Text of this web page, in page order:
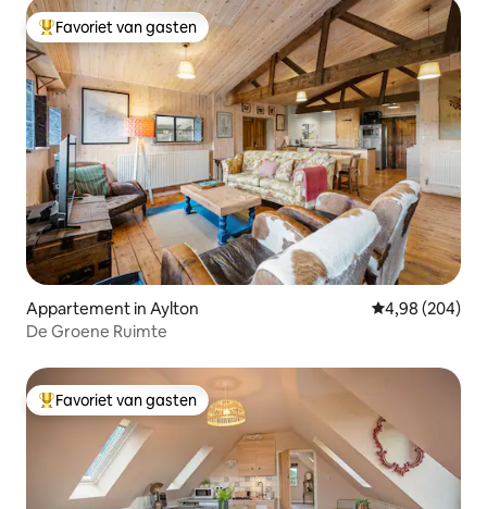
Topfavoriet van gasten
Favoriet van gasten
Appartement in Aylton Gemiddelde
4,98 (204)
De Groene Ruimte
Topfavoriet van gasten
Favoriet van gasten